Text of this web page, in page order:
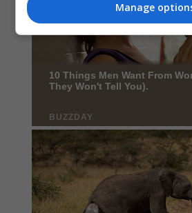
Manage